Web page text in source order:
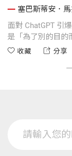
的保衛戰？｜
塞巴斯蒂安．
面對 ChatGPT 引
是「為了別的目的
迫切換至「戰爭模
收藏 分享